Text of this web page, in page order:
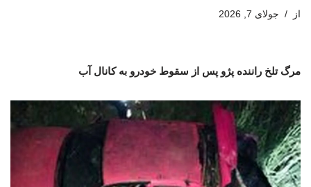
از جولای 7, 2026
مرگ تلخ راننده پژو پس از سقوط خودرو به کانال آب